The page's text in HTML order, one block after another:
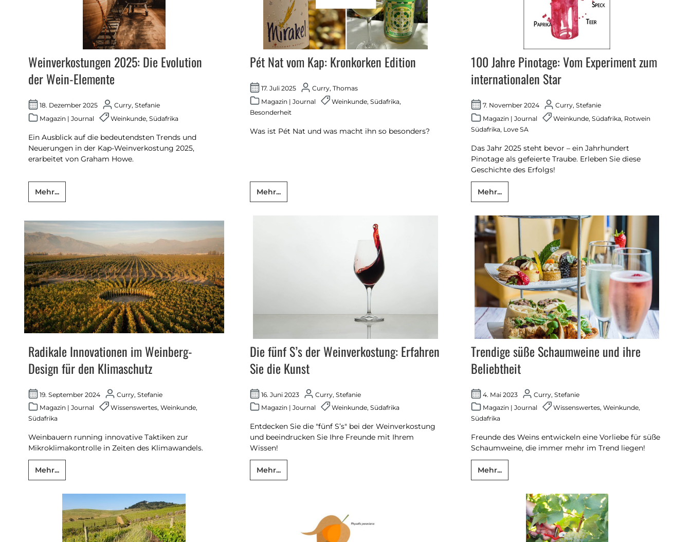
Weinverkostungen 2025: Die Evolution
der Wein-Elemente
18. Dezember 2025
Curry, Stefanie
Magazin |Journal Weinkunde, Südafrika
Ein Ausblick auf die bedeutendsten Trends und
Neuerungen in der Kap-Weinverkostung 2025,
erarbeitet von Graham Howe.
Mehr...
Pét Nat vom Kap: Kronkorken Edition
17. Juli 2025
Curry, Thomas
Magazin| Journal Weinkunde,Südafrika,
Besonderheit
Was ist Pét Nat und was macht ihn so besonders?
Mehr...
100 Jahre Pinotage: Vom Experiment zum
internationalen Star
7. November 2024
Curry, Stefanie
Magazin| Journal Weinkunde, Südafrika, Rotwein
Südafrika, Love SA
Das Jahr 2025 steht bevor – ein Jahrhundert
Pinotage als gefeierte Traube. Erleben Sie diese
Geschichte des Erfolgs!
Mehr...
Radikale Innovationen im Weinberg-
Design für den Klimaschutz
19. September 2024
Curry, Stefanie
Magazin |Journal Wissenswertes, Weinkunde,
Südafrika
Weinbauern running innovative Taktiken zur
Mikroklimakontrolle in Zeiten des Klimawandels.
Mehr...
Die fünf S’s der Weinverkostung: Erfahren
Sie die Kunst
16. Juni 2023
Curry, Stefanie
Magazin| Journal Weinkunde,Südafrika
Entdecken Sie die "fünf S’s" bei der Weinverkostung
und beeindrucken Sie Ihre Freunde mit Ihrem
Wissen!
Mehr...
Trendige süße Schaumweine und ihre
Beliebtheit
4. Mai 2023
Curry, Stefanie
Magazin| Journal Wissenswertes, Weinkunde,
Südafrika
Freunde des Weins entwickeln eine Vorliebe für süße
Schaumweine, die immer mehr im Trend liegen!
Mehr...